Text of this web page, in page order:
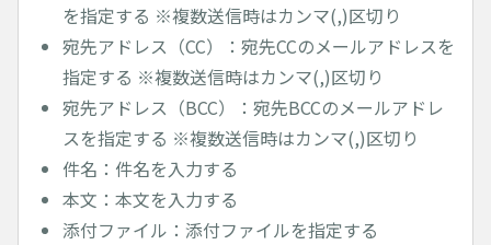
を指定する ※複数送信時はカンマ(,)区切り
宛先アドレス（CC）：宛先CCのメールアドレスを
指定する ※複数送信時はカンマ(,)区切り
宛先アドレス（BCC）：宛先BCCのメールアドレ
スを指定する ※複数送信時はカンマ(,)区切り
件名：件名を入力する
本文：本文を入力する
添付ファイル：添付ファイルを指定する